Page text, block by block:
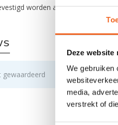
Deze website
We gebruiken
media,
verstrekt of
worden aan de deklijnen
gewaardeerd